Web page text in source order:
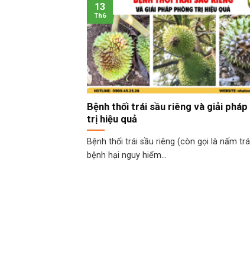
Bệnh thối trái sầu riêng và giải pháp
trị hiệu quả
Bệnh thối trái sầu riêng (còn gọi là nấm
bệnh hại nguy hiểm...
13
Th6